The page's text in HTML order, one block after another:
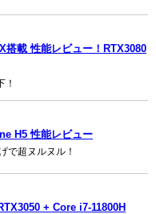
搭載 性能レビュー！RTX3080
！
H5 性能レビュー
で超ヌルヌル！
+ Core i7-11800H